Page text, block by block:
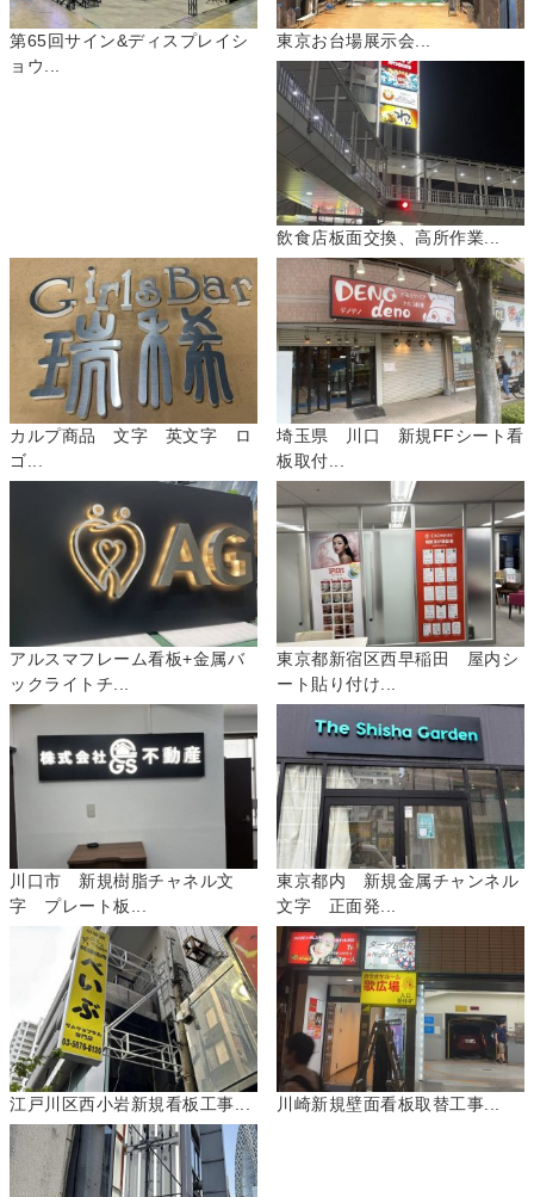
第65回サイン&ディスプレイシ
ョウ...
東京お台場展示会...
飲食店板面交換、高所作業...
カルプ商品 文字 英文字 ロ
ゴ...
埼玉県 川口 新規FFシート看
板取付...
アルスマフレーム看板+金属バ
ックライトチ...
東京都新宿区西早稲田 屋内シ
ート貼り付け...
川口市 新規樹脂チャネル文
字 プレート板...
東京都内 新規金属チャンネル
文字 正面発...
江戸川区西小岩新規看板工事... 川崎新規壁面看板取替工事...